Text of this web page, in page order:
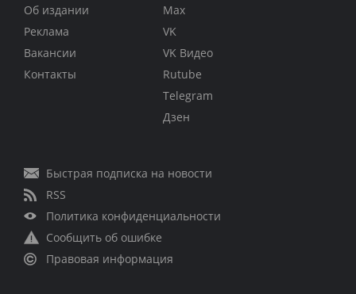
Об издании
Реклама
Вакансии
Контакты
Max
VK
VK Видео
Rutube
Telegram
Дзен
Быстрая подписка на новости
RSS
Политика конфиденциальности
Сообщить об ошибке
Правовая информация